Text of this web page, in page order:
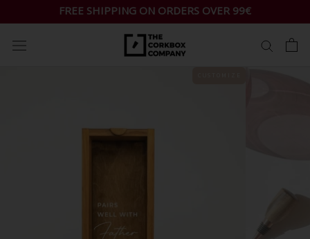
to
content
FREE SHIPPING ON ORDERS OVER 99€